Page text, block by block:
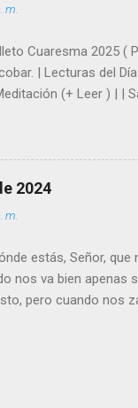
está pendiente
por
sin frutos, pero tú
al menos mis ramas
hombre? -
de Dios? Julián
(+ Leer ). | Evangelio y
m.
Cuaresma 2025 (
| Lecturas del
(+ Leer ) | |
2024
m.
estás, Señor,
nos va bien apenas
pero cuando nos
estás, Señor,